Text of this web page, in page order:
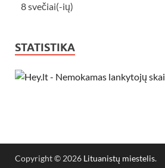
8 svečiai(-ių)
STATISTIKA
Copyright © 2026 Lituanistų miestelis.